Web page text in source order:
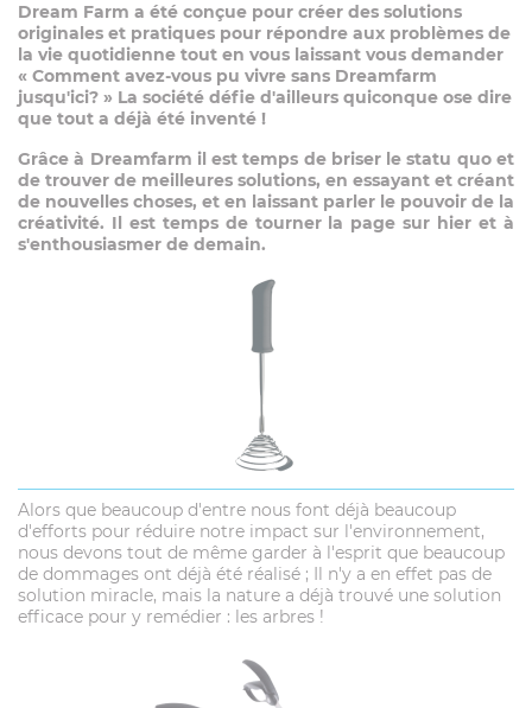
Dream Farm a été conçue pour créer des solutions
originales et pratiques pour répondre aux problèmes de
la vie quotidienne tout en vous laissant vous demander
« Comment avez-vous pu vivre sans Dreamfarm
jusqu'ici? » La société défie d'ailleurs quiconque ose dire
que tout a déjà été inventé !
Grâce à Dreamfarm il est temps de briser le statu quo et
de trouver de meilleures solutions, en essayant et créant
de nouvelles choses, et en laissant parler le pouvoir de la
créativité. Il est temps de tourner la page sur hier et à
s'enthousiasmer de demain.
Alors que beaucoup d'entre nous font déjà beaucoup
d'efforts pour réduire notre impact sur l'environnement,
nous devons tout de même garder à l'esprit que beaucoup
de dommages ont déjà été réalisé ; Il n'y a en effet pas de
solution miracle, mais la nature a déjà trouvé une solution
efficace pour y remédier : les arbres !